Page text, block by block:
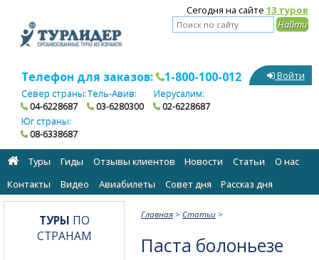
Сегодня на сайте 13 туров
Телефон для заказов: 1-800-100-012
Север страны:
04-6228687
Тель-Авив:
03-6280300
Иерусалим:
02-6228687
Юг страны:
08-6338687
Войти
Туры Гиды Отзывы клиентов Новости Статьи
О нас
Контакты
Видео Авиабилеты Cовет дня Рассказ дня
Главная > Статьи >
Паста болоньезе
ТУРЫ ПО
СТРАНАМ